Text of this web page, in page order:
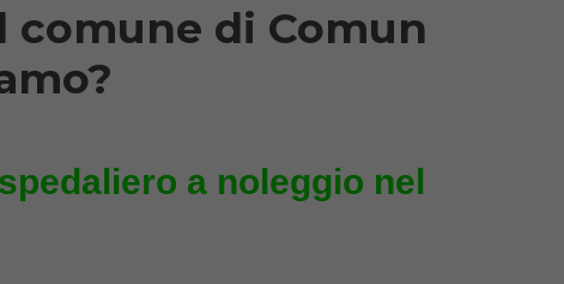
comune di Comun
a noleggio nel